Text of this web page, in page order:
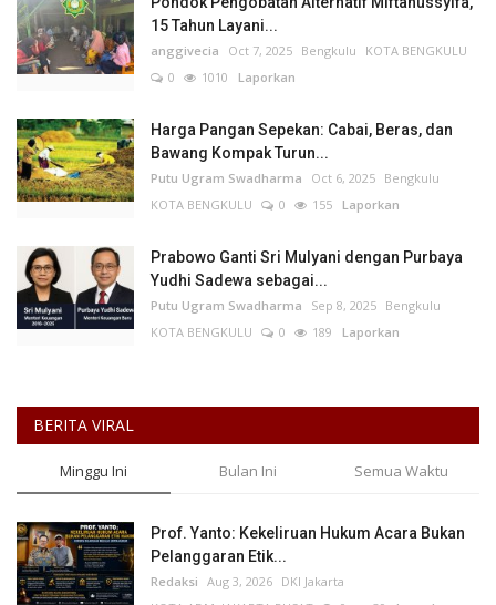
15 Tahun Layani...
anggivecia Oct 7, 2025 Bengkulu
KOTA BENGKULU
0
1010 Laporkan
Harga Pangan Sepekan: Cabai, Beras, dan
Bawang Kompak Turun...
Putu Ugram Swadharma Oct 6, 2025 Bengkulu
KOTA BENGKULU
0 155 Laporkan
Prabowo Ganti Sri Mulyani dengan Purbaya
Yudhi Sadewa sebagai...
Putu Ugram Swadharma Sep 8, 2025 Bengkulu
KOTA BENGKULU
0 189 Laporkan
BERITA VIRAL
Minggu Ini Bulan Ini Semua Waktu
Prof. Yanto: Kekeliruan Hukum Acara Bukan
Pelanggaran Etik...
Redaksi Aug 3, 2026 DKI Jakarta